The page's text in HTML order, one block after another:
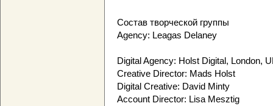
Состав творческой группы
Agency: Leagas Delaney
Digital Agency: Holst Digital, London,
Creative Director: Mads Holst
Digital Creative: David Minty
Account Director: Lisa Mesztig